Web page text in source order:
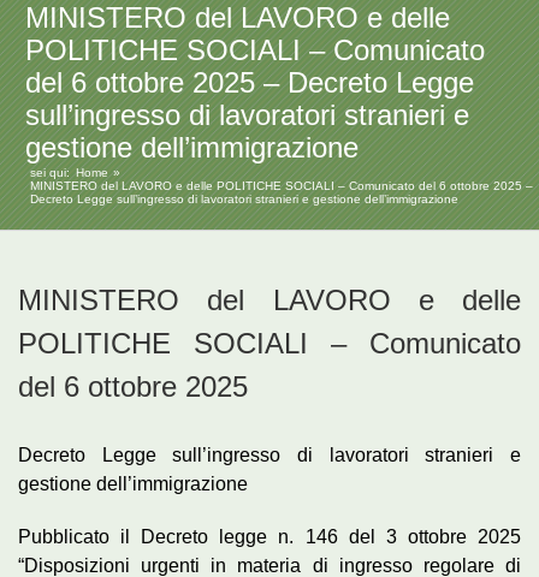
MINISTERO del LAVORO e delle
POLITICHE SOCIALI – Comunicato
del 6 ottobre 2025 – Decreto Legge
sull’ingresso di lavoratori stranieri e
gestione dell’immigrazione
sei qui:
Home
MINISTERO del LAVORO e delle POLITICHE SOCIALI – Comunicato del 6 ottobre 2025 –
Decreto Legge sull’ingresso di lavoratori stranieri e gestione dell’immigrazione
MINISTERO del LAVORO e delle
POLITICHE SOCIALI – Comunicato
del 6 ottobre 2025
Decreto Legge sull’ingresso di lavoratori stranieri e
gestione dell’immigrazione
Pubblicato il Decreto legge n. 146 del 3 ottobre 2025
“Disposizioni urgenti in materia di ingresso regolare di